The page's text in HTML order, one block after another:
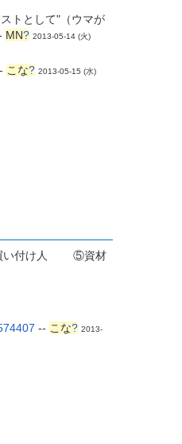
トとして"（ウマが
MN? 2013-05-14 (火)
こな? 2013-05-15 (水)
い付け人 ⑤資材
-- こな? 2013-